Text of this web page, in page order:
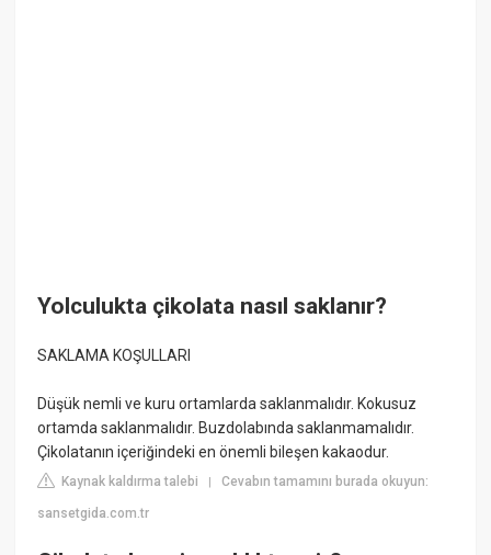
Yolculukta çikolata nasıl saklanır?
SAKLAMA KOŞULLARI
Düşük nemli ve kuru ortamlarda saklanmalıdır. Kokusuz
ortamda saklanmalıdır. Buzdolabında saklanmamalıdır.
Çikolatanın içeriğindeki en önemli bileşen kakaodur.
Kaynak kaldırma talebi |Cevabın tamamını burada okuyun:
sansetgida.com.tr